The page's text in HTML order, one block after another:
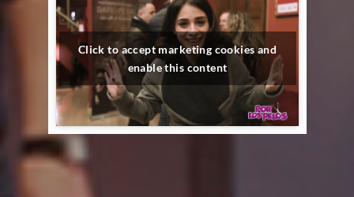
Click to accept marketing cookies and
enable this content